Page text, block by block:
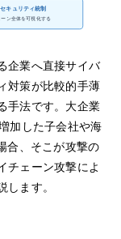
キュリティ統制
ン全体を可視化する
企業へ直接サイバ
対策が比較的手薄
手法です。大企業
加した子会社や海
合、そこが攻撃の
チェーン攻撃によ
します。